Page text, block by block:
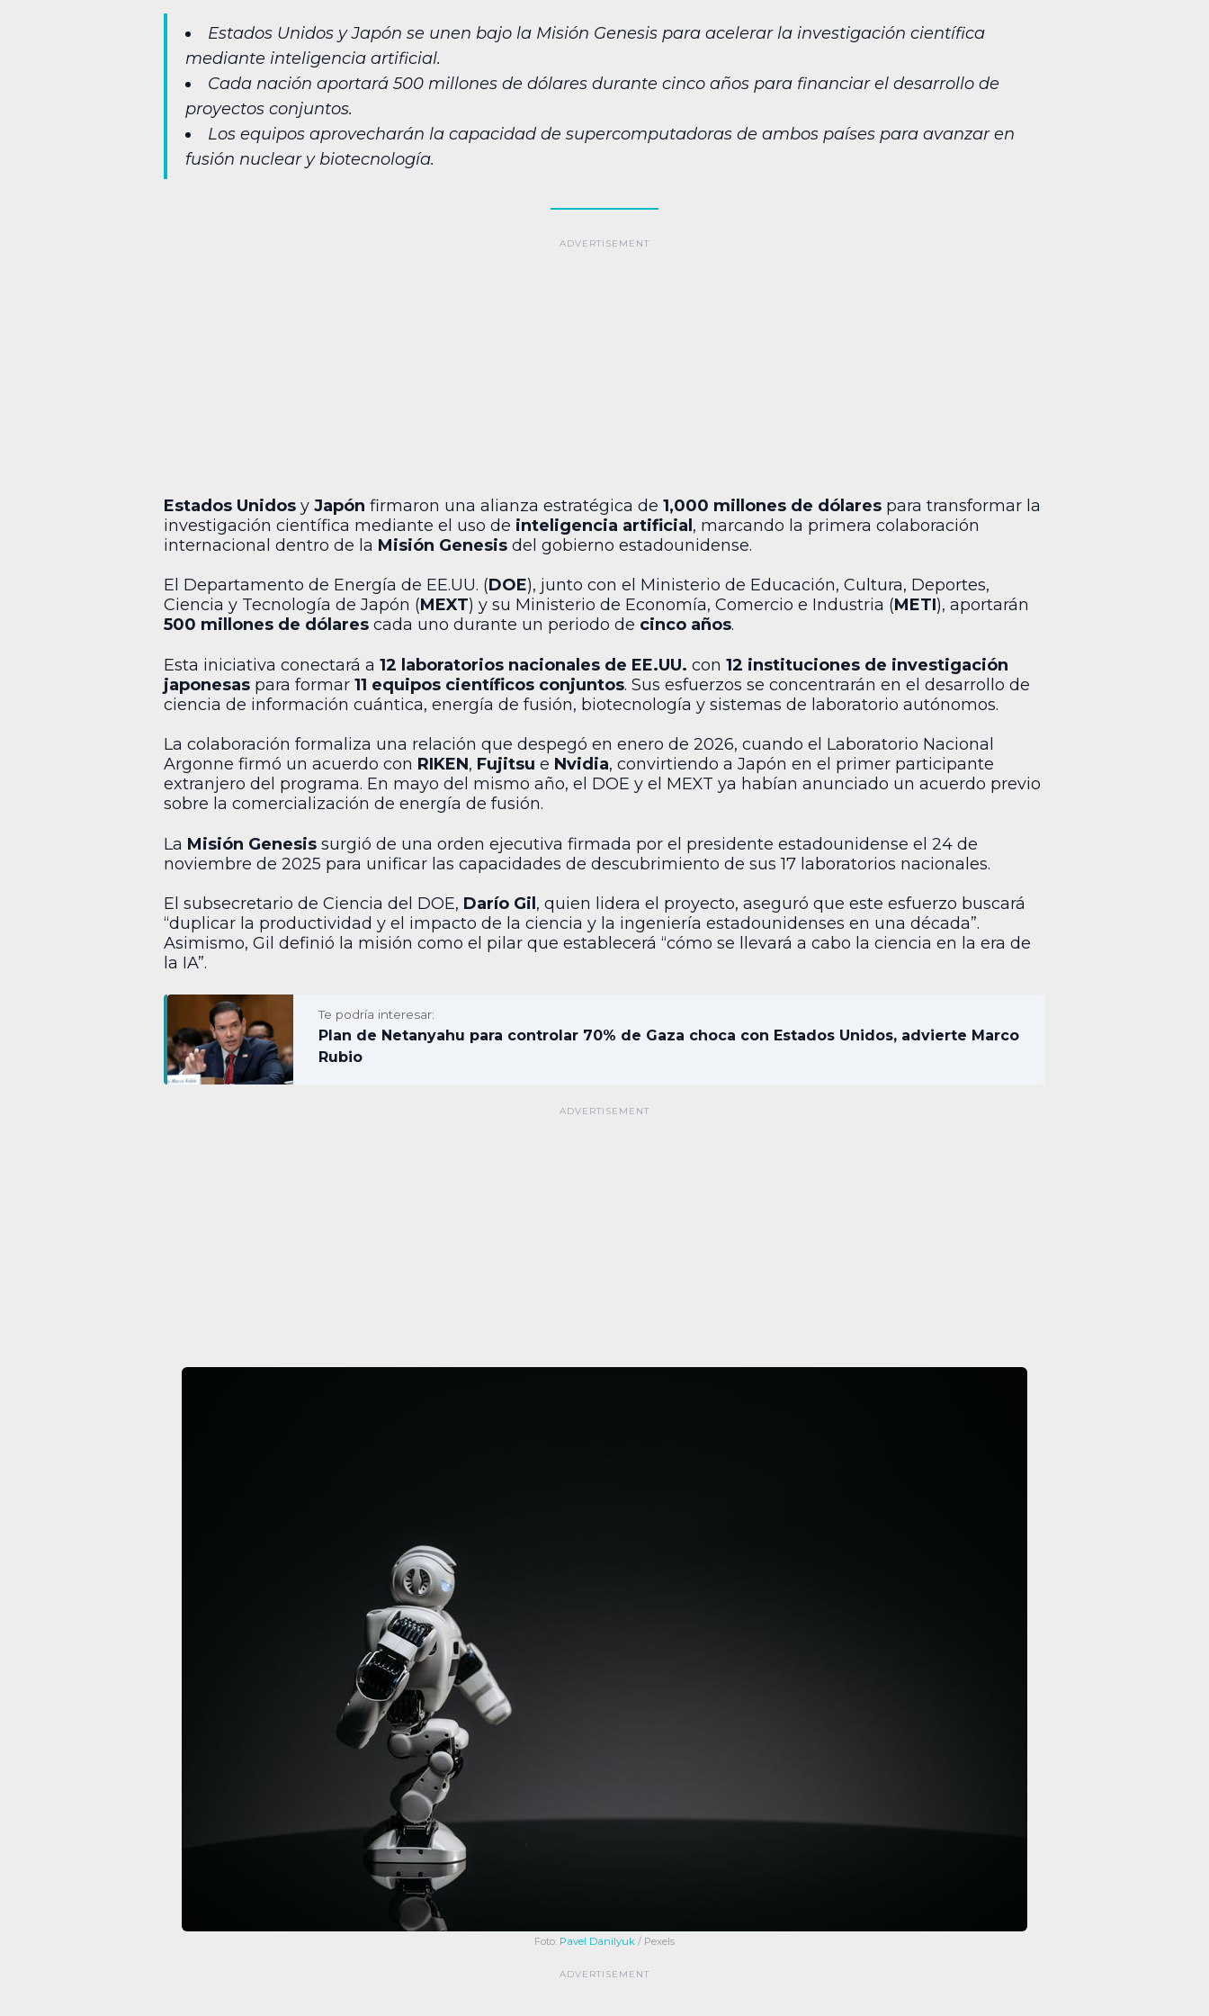
Estados Unidos y Japón se unen bajo la Misión Genesis para acelerar la investigación científica
mediante inteligencia artificial.
Cada nación aportará 500 millones de dólares durante cinco años para financiar el desarrollo de
proyectos conjuntos.
Los equipos aprovecharán la capacidad de supercomputadoras de ambos países para avanzar en
fusión nuclear y biotecnología.
Estados Unidos y Japón firmaron una alianza estratégica de 1,000 millones de dólares para transformar la
investigación científica mediante el uso de inteligencia artificial , marcando la primera colaboración
internacional dentro de la Misión Genesis del gobierno estadounidense.
El Departamento de Energía de EE.UU. (DOE), junto con el Ministerio de Educación, Cultura, Deportes,
Ciencia y Tecnología de Japón (MEXT) y su Ministerio de Economía, Comercio e Industria (METI), aportarán
500 millones de dólares cada uno durante un periodo de cinco años.
Esta iniciativa conectará a 12 laboratorios nacionales de EE.UU. con 12 instituciones de investigación
japonesas para formar 11 equipos científicos conjuntos. Sus esfuerzos se concentrarán en el desarrollo de
ciencia de información cuántica, energía de fusión, biotecnología y sistemas de laboratorio autónomos.
La colaboración formaliza una relación que despegó en enero de 2026, cuando el Laboratorio Nacional
Argonne firmó un acuerdo con RIKEN, Fujitsu e Nvidia, convirtiendo a Japón en el primer participante
extranjero del programa. En mayo del mismo año, el DOE y el MEXT ya habían anunciado un acuerdo previo
sobre la comercialización de energía de fusión.
La Misión Genesis surgió de una orden ejecutiva firmada por el presidente estadounidense el 24 de
noviembre de 2025 para unificar las capacidades de descubrimiento de sus 17 laboratorios nacionales.
El subsecretario de Ciencia del DOE, Darío Gil , quien lidera el proyecto, aseguró que este esfuerzo buscará
“duplicar la productividad y el impacto de la ciencia y la ingeniería estadounidenses en una década”.
Asimismo, Gil definió la misión como el pilar que establecerá “cómo se llevará a cabo la ciencia en la era de
la IA”.
Te podría interesar:
Plan de Netanyahu para controlar 70% de Gaza choca con Estados Unidos, advierte Marco
Rubio
Foto: Pavel Danilyuk / Pexels